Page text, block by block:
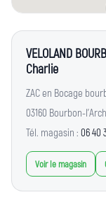
VELOLAND
Charlie
ZAC en Bocage
03160 Bourbon-
Tél. magasin : 06 40
Voir le magasin